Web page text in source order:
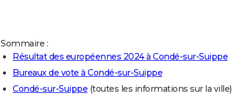
Sommaire :
Résultat des européennes 2024 à Condé-sur-Suippe
Bureaux de vote à Condé-sur-Suippe
Condé-sur-Suippe (toutes les informations sur la ville)